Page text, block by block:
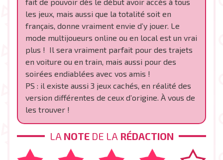
fait de pouvoir dès le début avoir accès à tous
les jeux, mais aussi que la totalité soit en
français, donne vraiment envie d’y jouer. Le
mode multijoueurs online ou en local est un vrai
plus ! Il sera vraiment parfait pour des trajets
en voiture ou en train, mais aussi pour des
soirées endiablées avec vos amis !
PS : il existe aussi 3 jeux cachés, en réalité des
version différentes de ceux d’origine. À vous de
les trouver !
LA NOTE DE LA RÉDACTION